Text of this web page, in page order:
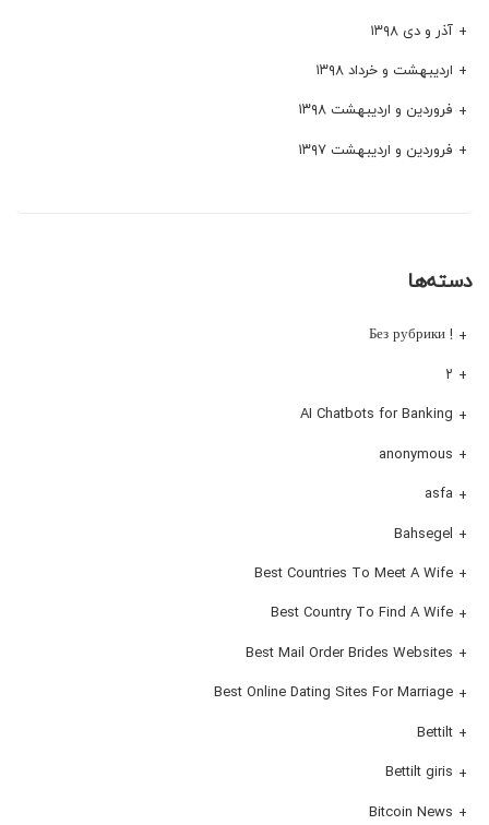
آذر و دی ۱۳۹۸
اردیبهشت و خرداد ۱۳۹۸
فروردین و اردیبهشت ۱۳۹۸
فروردین و اردیبهشت ۱۳۹۷
دسته‌ها
! Без рубрики
۲
AI Chatbots for Banking
anonymous
asfa
Bahsegel
Best Countries To Meet A Wife
Best Country To Find A Wife
Best Mail Order Brides Websites
Best Online Dating Sites For Marriage
Bettilt
Bettilt giris
Bitcoin News